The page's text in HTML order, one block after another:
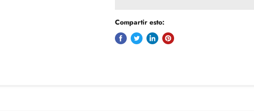
Compartir esto: